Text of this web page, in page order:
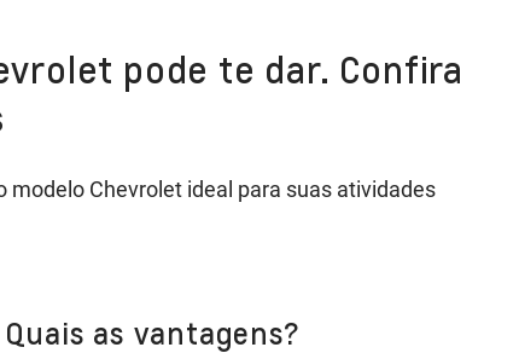
pode te dar. Confira
modelo Chevrolet ideal para suas atividades
Quais as vantagens?